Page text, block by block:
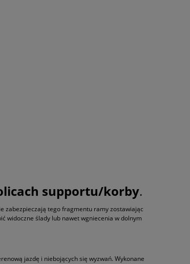
supportu/korby.
zabezpieczają tego fragmentu ramy zostawiając
widoczne ślady lub nawet wgniecenia w dolnym
jazdę i niebojących się wyzwań. Wykonane